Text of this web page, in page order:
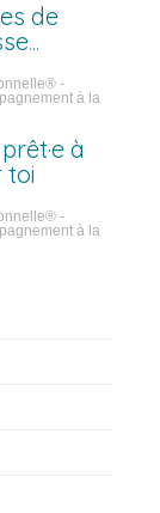
de
-
à la
à
toi
-
à la